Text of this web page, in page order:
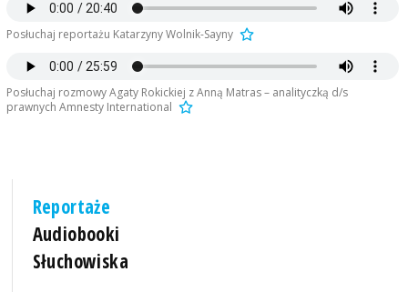
Posłuchaj reportażu Katarzyny Wolnik-Sayny
Posłuchaj rozmowy Agaty Rokickiej z Anną Matras – analityczką d/s
prawnych Amnesty International
Reportaże
Audiobooki
Słuchowiska